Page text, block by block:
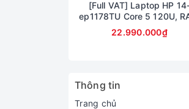
[Full VAT] Laptop HP
ep1178TU Core 5 120U,
16GB, SSD 1TB, 14 inch
Windows 11
22.990.000₫
Thông tin
Trang chủ